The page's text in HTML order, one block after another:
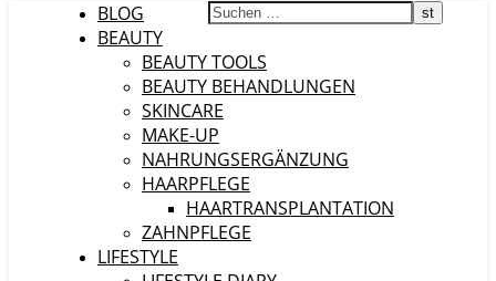
BLOG
BEAUTY
BEAUTY TOOLS
BEAUTY BEHANDLUNGEN
SKINCARE
MAKE-UP
NAHRUNGSERGÄNZUNG
HAARPFLEGE
HAARTRANSPLANTATION
ZAHNPFLEGE
LIFESTYLE